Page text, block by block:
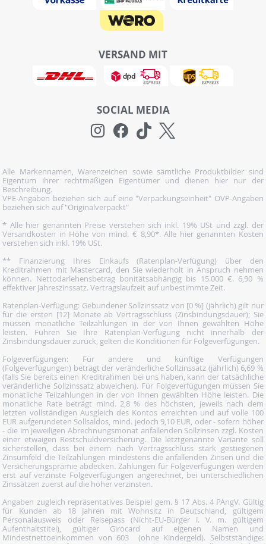
VERSAND MIT
SOCIAL MEDIA
Alle Markennamen, Warenzeichen sowie sämtliche Produktbilder sind
Eigentum ihrer rechtmäßigen Eigentümer und dienen hier nur der
Beschreibung.
VPE-Angaben beziehen sich auf eine "Verpackungseinheit" OVP-Angaben
beziehen sich auf "Originalverpackt"
* Alle hier genannten Preise verstehen sich inkl. 19% USt und zzgl. der
Versandkosten in Höhe von mind. € 8,90*. Alle hier genannten Kosten
verstehen sich inkl. 19% USt.
** Finanzierung Ihres Einkaufs (Ratenplan-Verfügung) über den
Kreditrahmen mit Mastercard, den Sie wiederholt in Anspruch nehmen
können. Nettodarlehensbetrag bonitätsabhängig bis 15.000 €. 6,90 %
effektiver Jahreszinssatz. Vertragslaufzeit auf unbestimmte Zeit.
Ratenplan-Verfügung: Gebundener Sollzinssatz von [0 %] (jährlich) gilt nur
für die ersten [12] Monate ab Vertragsschluss (Zinsbindungsdauer); Sie
müssen monatliche Teilzahlungen in der von Ihnen gewählten Höhe
leisten. Führen Sie Ihre Ratenplan-Verfügung nicht innerhalb der
Zinsbindungsdauer zurück, gelten die Konditionen für Folgeverfügungen.
Folgeverfügungen: Für andere und künftige Verfügungen
(Folgeverfügungen) beträgt der veränderliche Sollzinssatz (jährlich) 6,69 %
(falls Sie bereits einen Kreditrahmen bei uns haben, kann der tatsächliche
veränderliche Sollzinssatz abweichen). Für Folgeverfügungen müssen Sie
monatliche Teilzahlungen in der von Ihnen gewählten Höhe leisten. Die
monatliche Rate beträgt mind. 2,8 % des höchsten, jeweils nach dem
letzten vollständigen Ausgleich des Kontos erreichten und auf volle 100
EUR aufgerundeten Sollsaldos, mind. jedoch 9,10 EUR, oder - sofern höher
- die im jeweiligen Abrechnungsmonat anfallenden Sollzinsen zzgl. Kosten
einer etwaigen Restschuldversicherung. Die letztgenannte Variante soll
sicherstellen, dass bei einem nach Vertragsschluss stark gestiegenen
Zinsumfeld die Teilzahlungen mindestens die anfallenden Zinsen und die
Versicherungsprämie abdecken. Zahlungen für Folgeverfügungen werden
erst auf verzinste Folgeverfügungen angerechnet, bei unterschiedlichen
Zinssätzen zuerst auf die höher verzinsten.
Angaben zugleich repräsentatives Beispiel gem. § 17 Abs. 4 PAngV. Gültig
für Kunden ab 18 Jahren mit Wohnsitz in Deutschland, gültigem
Personalausweis oder Reisepass (Nicht-EU-Bürger i. V. m. gültigem
Aufenthaltstitel), gültiger Girocard auf eigenen Namen und
Mindestnettoeinkommen von 603  (ohne Kindergeld). Selbstständige: